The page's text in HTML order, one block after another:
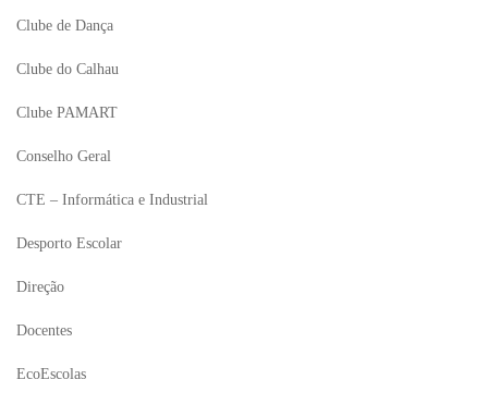
Clube de Dança
Clube do Calhau
Clube PAMART
Conselho Geral
CTE – Informática e Industrial
Desporto Escolar
Direção
Docentes
EcoEscolas